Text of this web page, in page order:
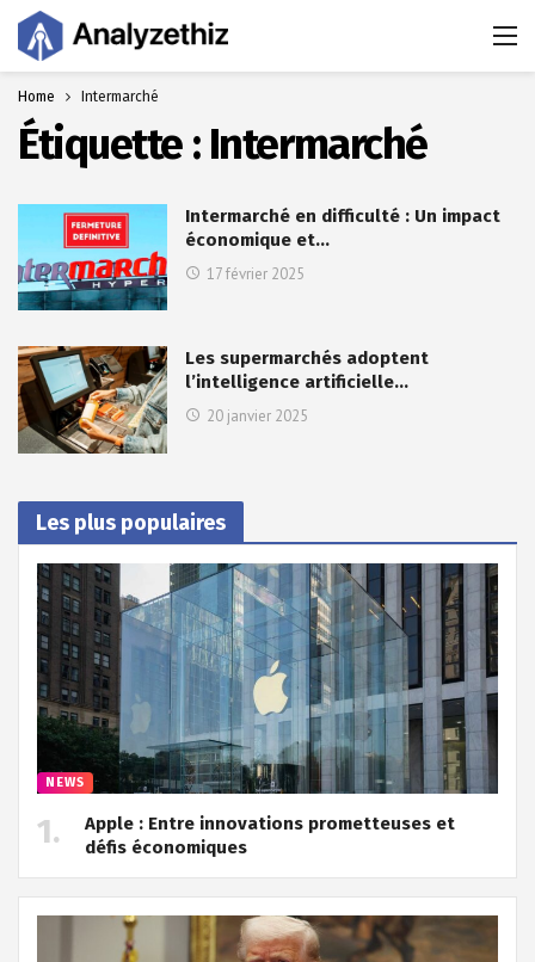
Home Intermarché
Étiquette : Intermarché
Intermarché en difficulté : Un impact
économique et…
17 février 2025
Les supermarchés adoptent
l’intelligence artificielle…
20 janvier 2025
Les plus populaires
NEWS
Apple : Entre innovations prometteuses et
défis économiques